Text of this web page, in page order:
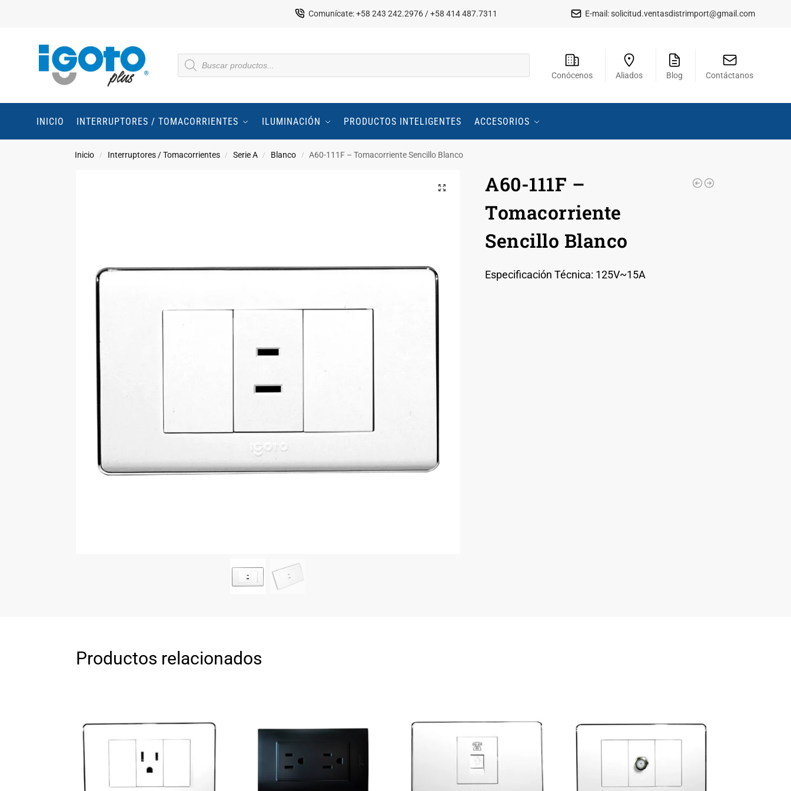
Comunícate: +58 243 242.2976 / +58 414 487.7311 E-mail:solicitud.ventasdistrimport@gmail.com
Conócenos Aliados Blog Contáctanos
INICIO INTERRUPTORES / TOMACORRIENTES ILUMINACIÓN PRODUCTOS INTELIGENTES ACCESORIOS
Inicio / Interruptores / Tomacorrientes / Serie A / Blanco / A60-111F – Tomacorriente Sencillo Blanco
A60-111F –
Tomacorriente
Sencillo Blanco
Especificación Técnica: 125V~15A
Productos relacionados